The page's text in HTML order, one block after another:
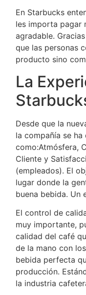
En Starbucks
les importa pagar
agradable.
que las personas
producto sino
La
Desde que la
la compañía se
como:Atmósfera,
Cliente y
(empleados). El
lugar donde la
buena bebida. Un
El control de
muy importante,
calidad del café
de la mano con
bebida perfecta
producción.
la industria